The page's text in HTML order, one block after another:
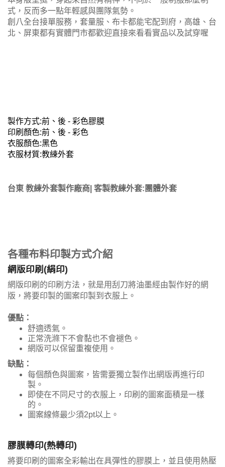
式，反而多一點年輕感與團隊氣勢。
創八全台接單服務，套量服、布卡都能宅配到府，高雄、台
北、屏東都有實體門市都歡迎直接來看看實品以及試穿喔
製作方式:前、後 - 彩色膠膜
印刷顏色:前、後 - 彩色
衣服顏色:黑色
衣服材質:教練外套
台東 教練外套製作廠商| 客製教練外套:團體外套
各種布料印製方式介紹
網版印刷(絹印)
網版印刷的印刷方法，就是用刮刀將油墨經由製作好的網
版，將要印製的圖案印製到衣服上。
優點：
舒適透氣。
正常洗滌下不會黏也不會褪色。
網版可以保留重複使用。
缺點：
每個顏色與圖案，皆需要獨立製作出網版再進行印
製。
即使在不同尺寸的衣服上，印刷的圖案面積是一樣
的。
圖案線條最少須2pt以上。
膠膜轉印(熱轉印)
將要印刷的圖案全彩輸出在具彈性的膠膜上，並且使用熱壓